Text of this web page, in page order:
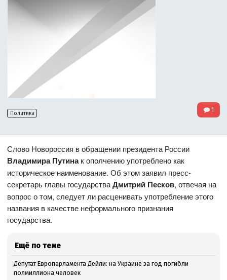
Политика 1
Слово Новороссия в обращении президента России
Владимира Путинак ополчению употреблено как
историческое наименование. Об этом заявил пресс-
секретарь главы государстваДмитрий Песков, отвечая на
вопрос о том, следует ли расценивать употребление этого
названия в качестве неформального признания
государства.
Ещё по теме
Депутат Европарламента Дейли: на Украине за год погибли
полмиллиона человек